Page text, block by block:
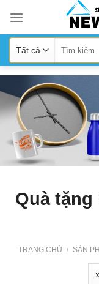
content
Quà tặng
TRANG CHỦ / SẢN